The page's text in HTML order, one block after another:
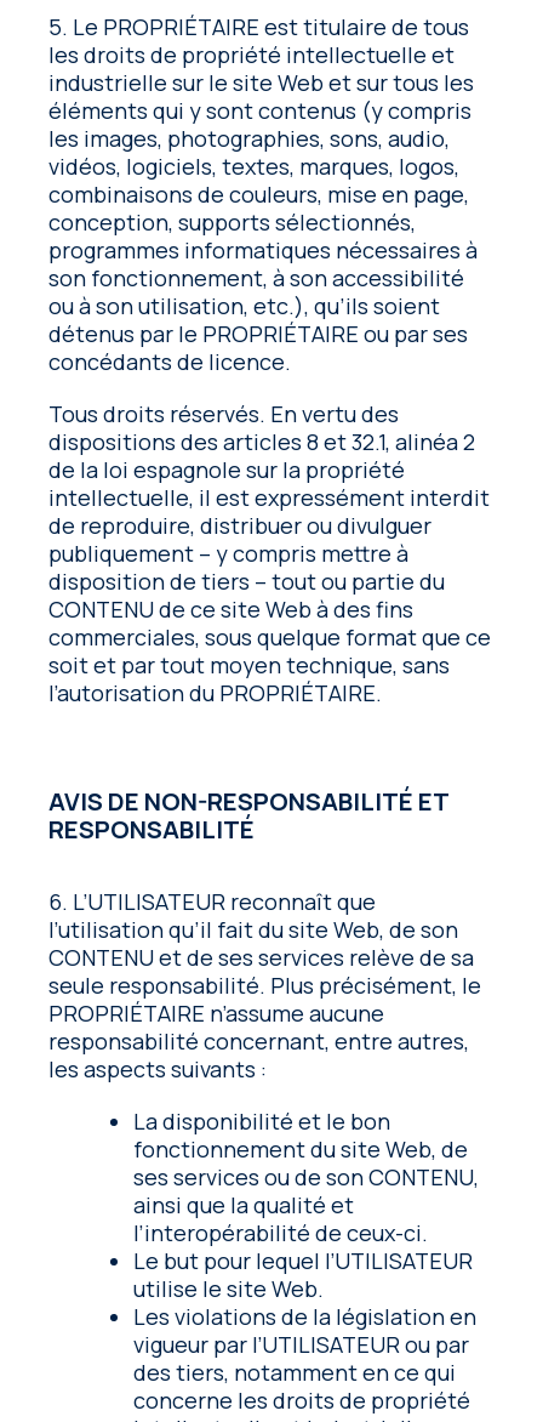
5. Le PROPRIÉTAIRE est titulaire de tous
les droits de propriété intellectuelle et
industrielle sur le site Web et sur tous les
éléments qui y sont contenus (y compris
les images, photographies, sons, audio,
vidéos, logiciels, textes, marques, logos,
combinaisons de couleurs, mise en page,
conception, supports sélectionnés,
programmes informatiques nécessaires à
son fonctionnement, à son accessibilité
ou à son utilisation, etc.), qu’ils soient
détenus par le PROPRIÉTAIRE ou par ses
concédants de licence.
Tous droits réservés. En vertu des
dispositions des articles 8 et 32.1, alinéa 2
de la loi espagnole sur la propriété
intellectuelle, il est expressément interdit
de reproduire, distribuer ou divulguer
publiquement – y compris mettre à
disposition de tiers – tout ou partie du
CONTENU de ce site Web à des fins
commerciales, sous quelque format que ce
soit et par tout moyen technique, sans
l’autorisation du PROPRIÉTAIRE.
AVIS DE NON-RESPONSABILITÉ ET
RESPONSABILITÉ
6. L’UTILISATEUR reconnaît que
l’utilisation qu’il fait du site Web, de son
CONTENU et de ses services relève de sa
seule responsabilité. Plus précisément, le
PROPRIÉTAIRE n’assume aucune
responsabilité concernant, entre autres,
les aspects suivants :
La disponibilité et le bon
fonctionnement du site Web, de
ses services ou de son CONTENU,
ainsi que la qualité et
l’interopérabilité de ceux-ci.
Le but pour lequel l’UTILISATEUR
utilise le site Web.
Les violations de la législation en
vigueur par l’UTILISATEUR ou par
des tiers, notamment en ce qui
concerne les droits de propriété